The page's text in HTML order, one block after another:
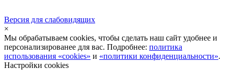
Версия для слабовидящих
×
Мы обрабатываем cookies, чтобы сделать наш сайт удобнее и
персонализированее для вас. Подробнее: политика
использования «cookies» и «политики конфиденциальности».
Настройки cookies